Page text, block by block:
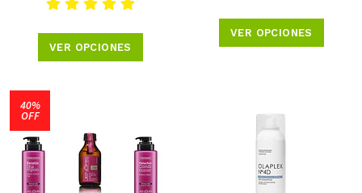
VER OPCIONES
VER OPCIONES
40%
OFF